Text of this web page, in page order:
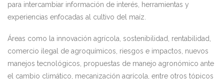
para intercambiar información de interés, herramientas y
experiencias enfocadas al cultivo del maíz.
Áreas como la innovación agrícola, sostenibilidad, rentabilidad,
comercio ilegal de agroquímicos, riesgos e impactos, nuevos
manejos tecnológicos, propuestas de manejo agronómico ante
el cambio climático, mecanización agrícola, entre otros tópicos